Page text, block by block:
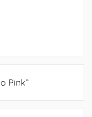
Pink”